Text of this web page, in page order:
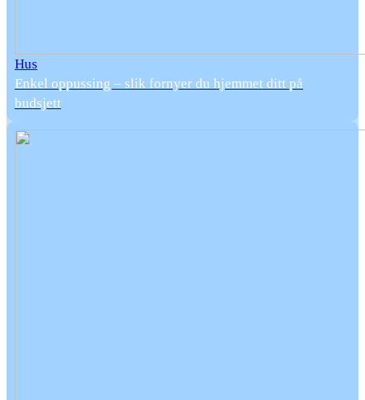
Hus
Enkel oppussing – slik fornyer du hjemmet ditt på
budsjett